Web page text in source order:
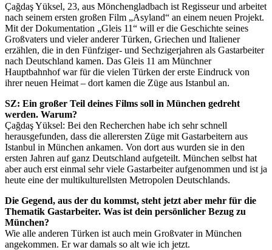
Çağdaş Yüksel, 23, aus Mönchengladbach ist Regisseur und arbeitet
nach seinem ersten großen Film „Asyland“ an einem neuen Projekt.
Mit der Dokumentation „Gleis 11“ will er die Geschichte seines
Großvaters und vieler anderer Türken, Griechen und Italiener
erzählen, die in den Fünfziger- und Sechzigerjahren als Gastarbeiter
nach Deutschland kamen. Das Gleis 11 am Münchner
Hauptbahnhof war für die vielen Türken der erste Eindruck von
ihrer neuen Heimat – dort kamen die Züge aus Istanbul an.
SZ: Ein großer Teil deines Films soll in München gedreht
werden. Warum?
Çağdaş Yüksel: Bei den Recherchen habe ich sehr schnell
herausgefunden, dass die allerersten Züge mit Gastarbeitern aus
Istanbul in München ankamen. Von dort aus wurden sie in den
ersten Jahren auf ganz Deutschland aufgeteilt. München selbst hat
aber auch erst einmal sehr viele Gastarbeiter aufgenommen und ist ja
heute eine der multikulturellsten Metropolen Deutschlands.
Die Gegend, aus der du kommst, steht jetzt aber mehr für die
Thematik Gastarbeiter. Was ist dein persönlicher Bezug zu
München?
Wie alle anderen Türken ist auch mein Großvater in München
angekommen. Er war damals so alt wie ich jetzt.